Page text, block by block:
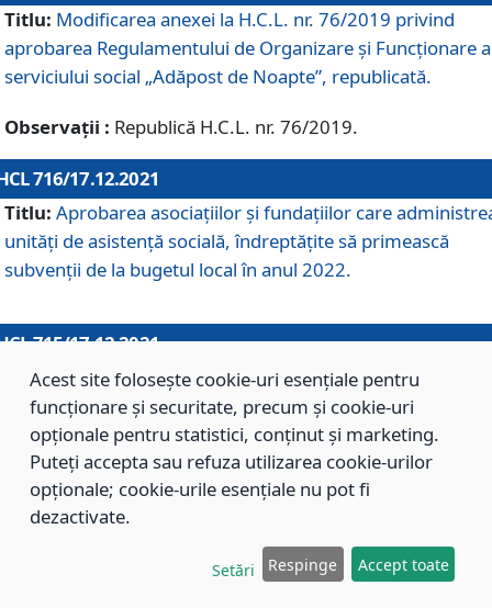
Titlu: Modificarea anexei la H.C.L. nr. 76/2019 privind
aprobarea Regulamentului de Organizare şi Funcționare
serviciului social „Adăpost de Noapte”, republicată.
Observații : Republică H.C.L. nr. 76/2019.
716/17.12.2021
Titlu: Aprobarea asociaţiilor şi fundaţiilor care
unităţi de asistenţă socială, îndreptăţite să primească
subvenţii de la bugetul local în anul 2022.
715/17.12.2021
Titlu: Aprobarea Planului de acţiuni sau lucrări de interes
local pentru anul 2022.
714/17.12.2021
Titlu: Modificarea Anexei la H.C.L. nr. 709/2020 privind
aprobarea Regulamentului de Organizare şi Funcţionare
Direcţiei de Asistenţă Socială Braşov.
Acest site folosește cookie-uri esențiale pentru
funcționare și securitate, precum și cookie-uri
opționale pentru statistici, conținut și marketing.
Puteți accepta sau refuza utilizarea cookie-urilor
opționale; cookie-urile esențiale nu pot fi
dezactivate.
Setări Respinge Accept toate